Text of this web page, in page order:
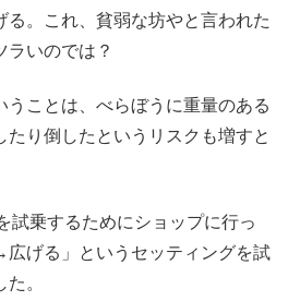
る。これ、貧弱な坊やと言われた
ラいのでは？
うことは、べらぼうに重量のある
たり倒したというリスクも増すと
試乗するためにショップに行っ
げる」というセッティングを試
。